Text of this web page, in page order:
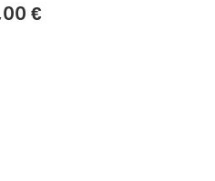
€